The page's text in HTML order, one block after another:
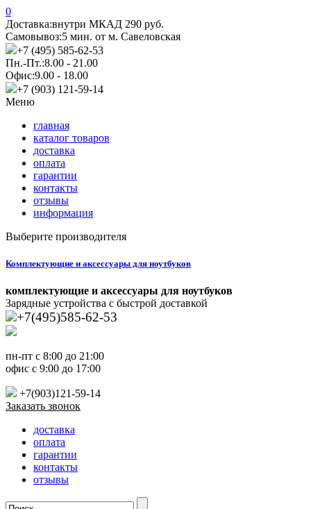
0
Доставка:внутри МКАД 290 руб.
Самовывоз:5 мин. от м. Савеловская
+7 (495) 585-62-53
Пн.-Пт.:8.00 - 21.00
Офис:9.00 - 18.00
+7 (903) 121-59-14
Меню
главная
каталог товаров
доставка
оплата
гарантии
контакты
отзывы
информация
Выберите производителя
Комплектующие и аксессуары для ноутбуков
комплектующие и аксессуары для ноутбуков
Зарядные устройства с быстрой доставкой
+7(495)585-62-53
пн-пт с 8:00 до 21:00
офис с 9:00 до 17:00
+7(903)121-59-14
Заказать звонок
доставка
оплата
гарантии
контакты
отзывы